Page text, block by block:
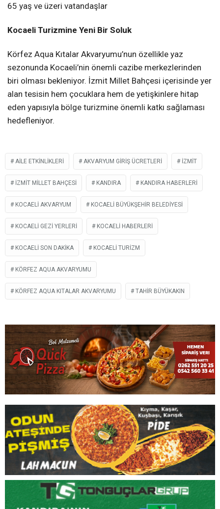
65 yaş ve üzeri vatandaşlar
Kocaeli Turizmine Yeni Bir Soluk
Körfez Aqua Kıtalar Akvaryumu’nun özellikle yaz
sezonunda Kocaeli’nin önemli cazibe merkezlerinden
biri olması bekleniyor. İzmit Millet Bahçesi içerisinde yer
alan tesisin hem çocuklara hem de yetişkinlere hitap
eden yapısıyla bölge turizmine önemli katkı sağlaması
hedefleniyor.
AILE ETKINLIKLERI AKVARYUM GIRIŞ ÜCRETLERI İZMIT
İZMIT MILLET BAHÇESI KANDIRA KANDIRA HABERLERI
KOCAELI AKVARYUM KOCAELI BÜYÜKŞEHIR BELEDIYESI
KOCAELI GEZI YERLERI KOCAELI HABERLERI
KOCAELI SON DAKIKA KOCAELI TURIZM
KÖRFEZ AQUA AKVARYUMU
KÖRFEZ AQUA KITALAR AKVARYUMU TAHIR BÜYÜKAKIN